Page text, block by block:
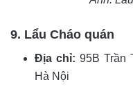
9. Lẩu Cháo quán
Địa chỉ:95B Trần
Hà Nội